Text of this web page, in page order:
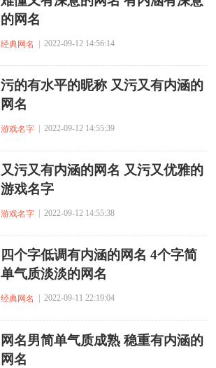
的网名
经典网名 | 2022-09-12 14:56:14
污的有水平的昵称 又污又有内涵的
网名
游戏名字 | 2022-09-12 14:55:39
又污又有内涵的网名 又污又优雅的
游戏名字
游戏名字 | 2022-09-12 14:55:38
四个字低调有内涵的网名 4个字简
单气质淡淡的网名
经典网名 | 2022-09-11 22:19:04
网名男简单气质成熟 稳重有内涵的
网名